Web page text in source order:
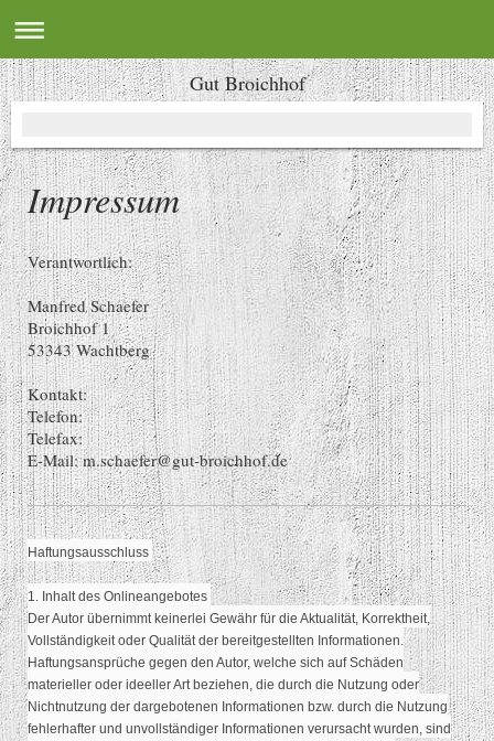
Gut Broichhof
Impressum
Verantwortlich:
Manfred Schaefer
Broichhof 1
53343 Wachtberg
Kontakt:
Telefon:
Telefax:
E-Mail:m.schaefer@gut-broichhof.de
Haftungsausschluss
1. Inhalt des Onlineangebotes
Der Autor übernimmt keinerlei Gewähr für die Aktualität, Korrektheit,
Vollständigkeit oder Qualität der bereitgestellten Informationen.
Haftungsansprüche gegen den Autor, welche sich auf Schäden
materieller oder ideeller Art beziehen, die durch die Nutzung oder
Nichtnutzung der dargebotenen Informationen bzw. durch die Nutzung
fehlerhafter und unvollständiger Informationen verursacht wurden, sind